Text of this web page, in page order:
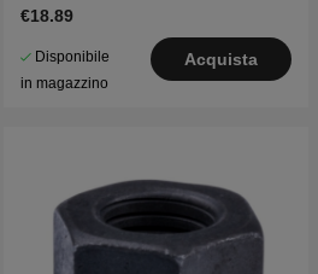
€18.89
Disponibile
in magazzino
Acquista